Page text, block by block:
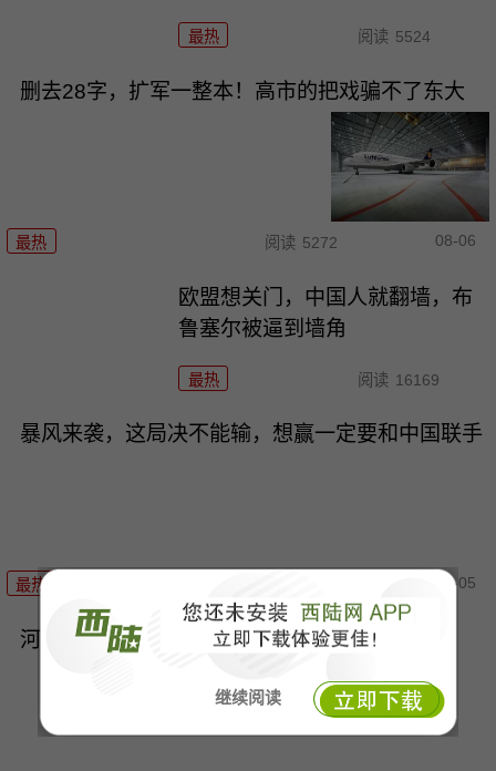
继续阅读
最热 阅读 5524
删去28字，扩军一整本！高市的把戏骗不了东大
最热 阅读 5272 08-06
欧盟想关门，中国人就翻墙，布
鲁塞尔被逼到墙角
最热 阅读 16169
暴风来袭，这局决不能输，想赢一定要和中国联手
最热 08-05
河水干了，欧洲的底裤露出来了，“生命线”告急